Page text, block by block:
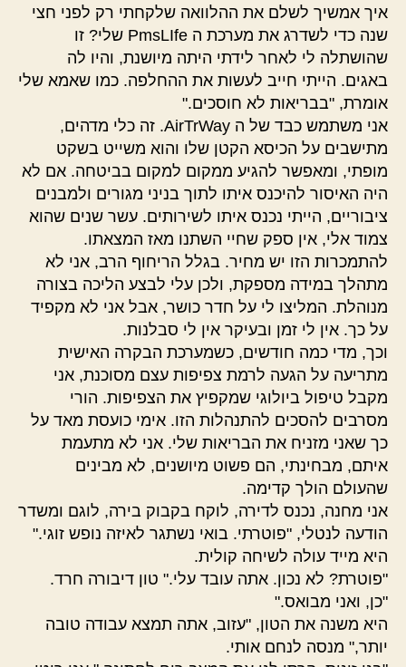
איך אמשיך לשלם את ההלוואה שלקחתי רק לפני חצי
שנה כדי לשדרג את מערכת ה PmsLIfe שלי? זו
שהושתלה לי לאחר לידתי היתה מיושנת, והיו לה
באגים. הייתי חייב לעשות את ההחלפה. כמו שאמא שלי
אומרת, "בבריאות לא חוסכים."
אני משתמש כבד של ה AirTrWay. זה כלי מדהים,
מתישבים על הכיסא הקטן שלו והוא משייט בשקט
מופתי, ומאפשר להגיע ממקום למקום בביטחה. אם לא
היה האיסור להיכנס איתו לתוך בניני מגורים ולמבנים
ציבוריים, הייתי נכנס איתו לשירותים. עשר שנים שהוא
צמוד אלי, אין ספק שחיי השתנו מאז המצאתו.
להתמכרות הזו יש מחיר. בגלל הריחוף הרב, אני לא
מתהלך במידה מספקת, ולכן עלי לבצע הליכה בצורה
מנוהלת. המליצו לי על חדר כושר, אבל אני לא מקפיד
על כך. אין לי זמן ובעיקר אין לי סבלנות.
וכך, מדי כמה חודשים, כשמערכת הבקרה האישית
מתריעה על הגעה לרמת צפיפות עצם מסוכנת, אני
מקבל טיפול ביולוגי שמקפיץ את הצפיפות. הורי
מסרבים להסכים להתנהלות הזו. אימי כועסת מאד על
כך שאני מזניח את הבריאות שלי. אני לא מתעמת
איתם, מבחינתי, הם פשוט מיושנים, לא מבינים
שהעולם הולך קדימה.
אני מחנה, נכנס לדירה, לוקח בקבוק בירה, לוגם ומשדר
הודעה לנטלי, "פוטרתי. בואי נשתגר לאיזה נופש זוגי."
היא מייד עולה לשיחה קולית.
"פוטרת? לא נכון. אתה עובד עלי." טון דיבורה חרד.
"כן, ואני מבואס."
היא משנה את הטון, "עזוב, אתה תמצא עבודה טובה
יותר," מנסה לנחם אותי.